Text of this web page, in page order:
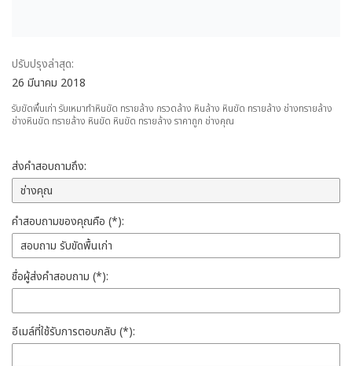
ปรับปรุงล่าสุด:
26 มีนาคม 2018
รับขัดพื้นเก่า รับเหมาทำหินขัด ทรายล้าง กรวดล้าง หินล้าง หินขัด ทรายล้าง ช่างทรายล้าง
ช่างหินขัด ทรายล้าง หินขัด หินขัด ทรายล้าง ราคาถูก ช่างคุณ
ส่งคำสอบถามถึง:
คำสอบถามของคุณคือ (*):
ชื่อผู้ส่งคำสอบถาม (*):
อีเมล์ที่ใช้รับการตอบกลับ (*):